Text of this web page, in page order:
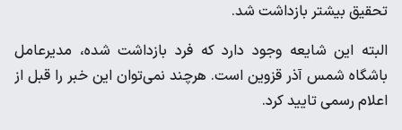
تحقیق بیشتر بازداشت شد.
البته این شایعه وجود دارد که فرد بازداشت شده، مدیرعامل
باشگاه شمس آذر قزوین است. هرچند نمی‌توان این خبر را قبل از
اعلام رسمی تایید کرد.